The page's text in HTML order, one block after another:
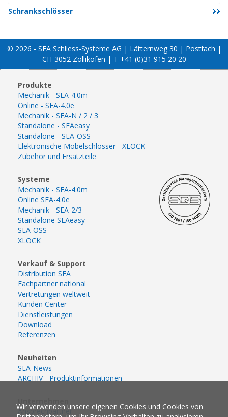
Schrankschlösser
© 2026 - SEA Schliess-Systeme AG | Lätternweg 30 | Postfach |
CH-3052 Zollikofen | T +41 (0)31 915 20 20
Produkte
Mechanik - SEA-4.0m
Online - SEA-4.0e
Mechanik - SEA-N / 2 / 3
Standalone - SEAeasy
Standalone - SEA-OSS
Elektronische Möbelschlösser - XLOCK
Zubehör und Ersatzteile
Systeme
Mechanik - SEA-4.0m
Online SEA-4.0e
Mechanik - SEA-2/3
Standalone SEAeasy
SEA-OSS
XLOCK
Verkauf & Support
Distribution SEA
Fachpartner national
Vertretungen weltweit
Kunden Center
Dienstleistungen
Download
Referenzen
Neuheiten
SEA-News
ARCHIV - Produktinformationen
Ansprechpartner
Wir verwenden unsere eigenen Cookies und Cookies von